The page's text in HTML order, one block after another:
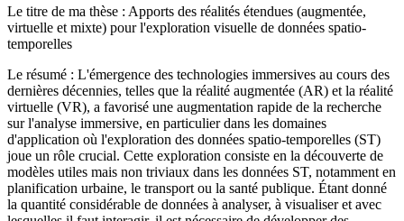
Le titre de ma thèse : Apports des réalités étendues (augmentée,
virtuelle et mixte) pour l'exploration visuelle de données spatio-
temporelles
Le résumé : L'émergence des technologies immersives au cours des
dernières décennies, telles que la réalité augmentée (AR) et la réalité
virtuelle (VR), a favorisé une augmentation rapide de la recherche
sur l'analyse immersive, en particulier dans les domaines
d'application où l'exploration des données spatio-temporelles (ST)
joue un rôle crucial. Cette exploration consiste en la découverte de
modèles utiles mais non triviaux dans les données ST, notamment en
planification urbaine, le transport ou la santé publique. Étant donné
la quantité considérable de données à analyser, à visualiser et avec